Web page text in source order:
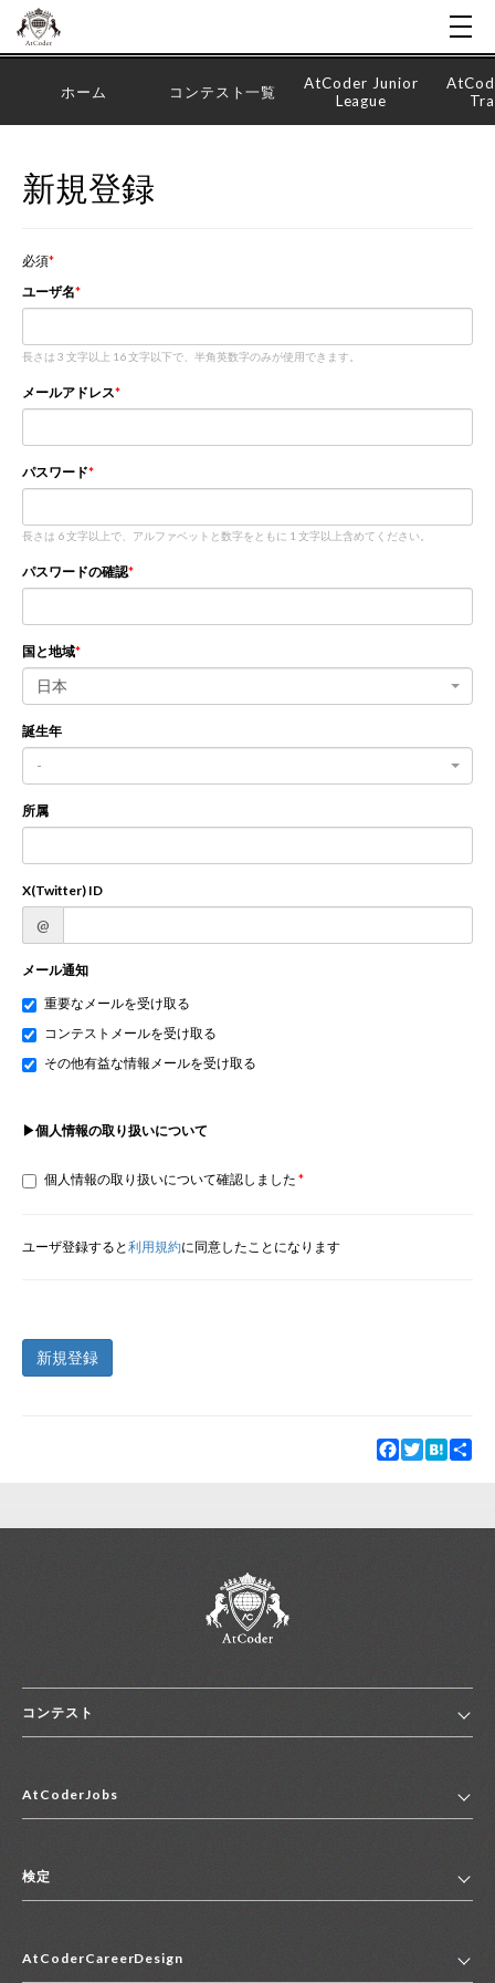
ホーム コンテスト一覧
AtCoder Junior
League
新規登録
必須
ユーザ名
長さは 3 文字以上 16 文字以下で、半角英数字のみが使用できます。
メールアドレス
パスワード
長さは 6 文字以上で、アルファベットと数字をともに 1 文字以上含めてください。
パスワードの確認
国と地域
日本
誕生年
-
所属
X(Twitter) ID
@
メール通知
重要なメールを受け取る
コンテストメールを受け取る
その他有益な情報メールを受け取る
▶個人情報の取り扱いについて
個人情報の取り扱いについて確認しました
ユーザ登録すると利用規約に同意したことになります
新規登録
Facebook
TwitterHatena
コンテスト
コンテスト一覧
便利リンク集
AtCoderJobs
2027年新卒採用求人一覧
中途採用求人一覧
検定
マイページ
AtCoderCareerDesign